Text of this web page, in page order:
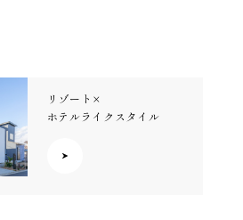
リゾート×
ホテルライクスタイル